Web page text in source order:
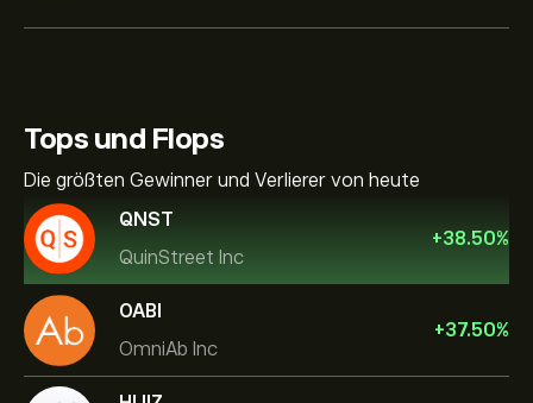
Tops und Flops
Die größten Gewinner und Verlierer von heute
QNST
QuinStreet Inc
+38.50%
OABI
OmniAb Inc
+37.50%